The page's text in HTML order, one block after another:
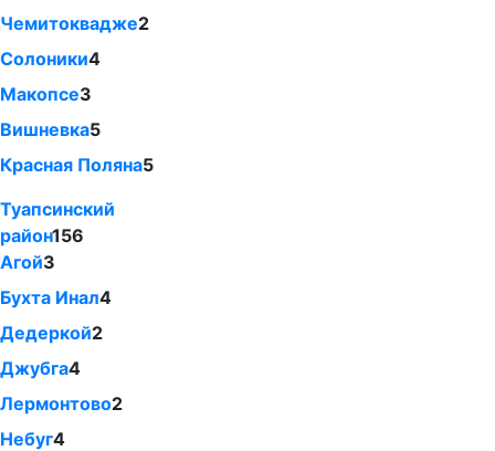
Чемитоквадже2
Солоники4
Макопсе3
Вишневка5
Красная Поляна5
Туапсинский
район156
Агой3
Бухта Инал4
Дедеркой2
Джубга4
Лермонтово2
Небуг4